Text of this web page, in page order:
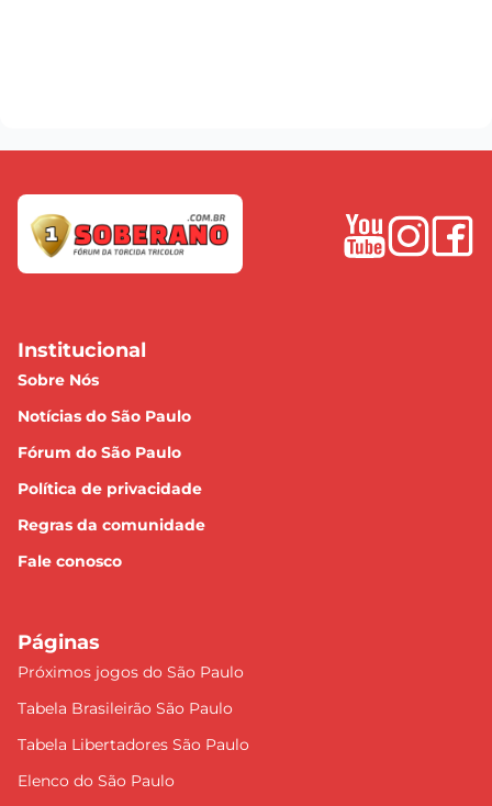
Institucional
Sobre Nós
Notícias do São Paulo
Fórum do São Paulo
Política de privacidade
Regras da comunidade
Fale conosco
Páginas
Próximos jogos do São Paulo
Tabela Brasileirão São Paulo
Tabela Libertadores São Paulo
Elenco do São Paulo